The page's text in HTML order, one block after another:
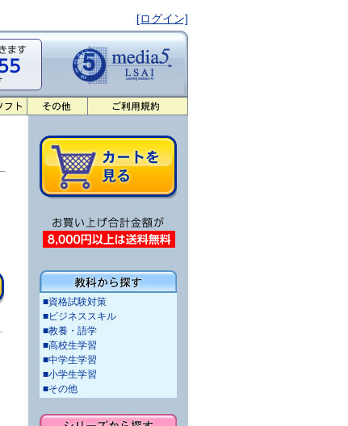
[ログイン]
■資格試験対策
■ビジネススキル
■教養・語学
■高校生学習
■中学生学習
■小学生学習
■その他